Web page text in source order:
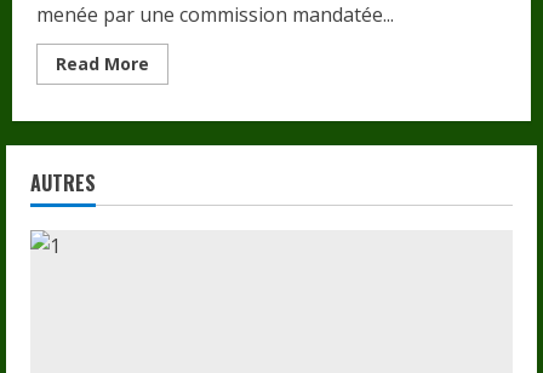
menée par une commission mandatée...
Read More
more
INTERNATIONALE
AUTRES